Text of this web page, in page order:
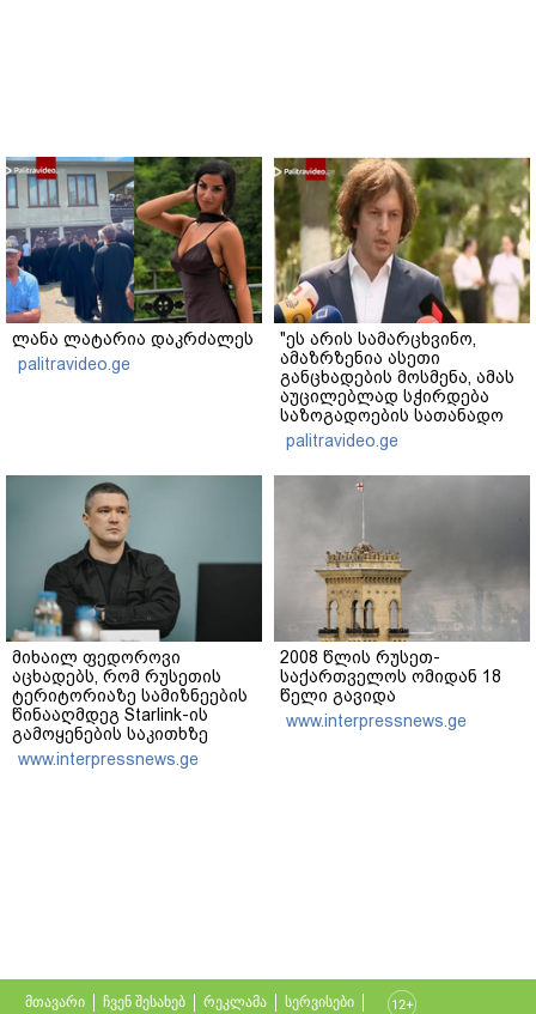
ლანა ლატარია დაკრძალეს
palitravideo.ge
"ეს არის სამარცხვინო,
ამაზრზენია ასეთი
განცხადების მოსმენა, ამას
აუცილებლად სჭირდება
საზოგადოების სათანადო
რეაქცია" - ირაკლი
კობახიძე
palitravideo.ge
მიხაილ ფედოროვი
აცხადებს, რომ რუსეთის
ტერიტორიაზე სამიზნეების
წინააღმდეგ Starlink-ის
გამოყენების საკითხზე
ილონ მასკთან
მოლაპარაკებებს
www.interpressnews.ge
2008 წლის რუსეთ-
საქართველოს ომიდან 18
წელი გავიდა
www.interpressnews.ge
მთავარი ჩვენ შესახებ რეკლამა სერვისები